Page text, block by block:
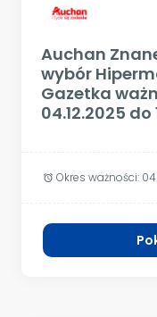
Auchan
wybór
Gazetka
04.12.2025 do
alarm Okres ważności: